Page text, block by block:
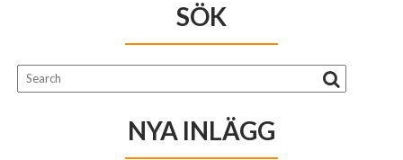
SÖK
NYA INLÄGG